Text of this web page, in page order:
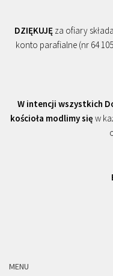
DZIĘKUJĘ za ofiary
konto parafialne (nr 64
W intencji wszystkich
kościoła modlimy się w
MENU